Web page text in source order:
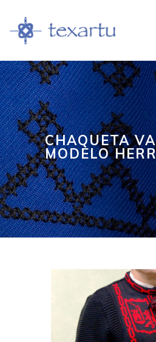
CHAQUETA
MODELO